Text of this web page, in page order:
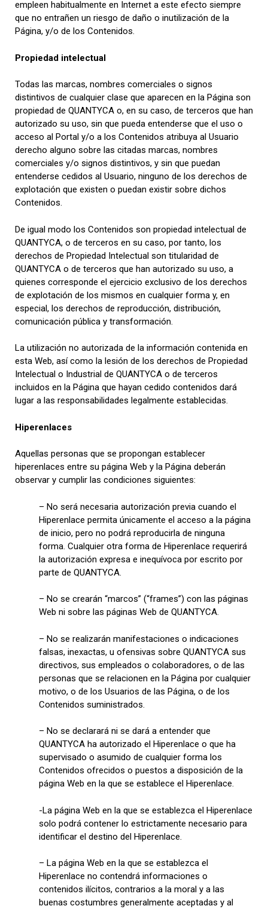
empleen habitualmente en Internet a este efecto siempre
que no entrañen un riesgo de daño o inutilización de la
Página, y/o de los Contenidos.
Propiedad intelectual
Todas las marcas, nombres comerciales o signos
distintivos de cualquier clase que aparecen en la Página son
propiedad de QUANTYCA o, en su caso, de terceros que han
autorizado su uso, sin que pueda entenderse que el uso o
acceso al Portal y/o a los Contenidos atribuya al Usuario
derecho alguno sobre las citadas marcas, nombres
comerciales y/o signos distintivos, y sin que puedan
entenderse cedidos al Usuario, ninguno de los derechos de
explotación que existen o puedan existir sobre dichos
Contenidos.
De igual modo los Contenidos son propiedad intelectual de
QUANTYCA, o de terceros en su caso, por tanto, los
derechos de Propiedad Intelectual son titularidad de
QUANTYCA o de terceros que han autorizado su uso, a
quienes corresponde el ejercicio exclusivo de los derechos
de explotación de los mismos en cualquier forma y, en
especial, los derechos de reproducción, distribución,
comunicación pública y transformación.
La utilización no autorizada de la información contenida en
esta Web, así como la lesión de los derechos de Propiedad
Intelectual o Industrial de QUANTYCA o de terceros
incluidos en la Página que hayan cedido contenidos dará
lugar a las responsabilidades legalmente establecidas.
Hiperenlaces
Aquellas personas que se propongan establecer
hiperenlaces entre su página Web y la Página deberán
observar y cumplir las condiciones siguientes:
– No será necesaria autorización previa cuando el
Hiperenlace permita únicamente el acceso a la página
de inicio, pero no podrá reproducirla de ninguna
forma. Cualquier otra forma de Hiperenlace requerirá
la autorización expresa e inequívoca por escrito por
parte de QUANTYCA.
– No se crearán “marcos” (“frames”) con las páginas
Web ni sobre las páginas Web de QUANTYCA.
– No se realizarán manifestaciones o indicaciones
falsas, inexactas, u ofensivas sobre QUANTYCA sus
directivos, sus empleados o colaboradores, o de las
personas que se relacionen en la Página por cualquier
motivo, o de los Usuarios de las Página, o de los
Contenidos suministrados.
– No se declarará ni se dará a entender que
QUANTYCA ha autorizado el Hiperenlace o que ha
supervisado o asumido de cualquier forma los
Contenidos ofrecidos o puestos a disposición de la
página Web en la que se establece el Hiperenlace.
-La página Web en la que se establezca el Hiperenlace
solo podrá contener lo estrictamente necesario para
identificar el destino del Hiperenlace.
– La página Web en la que se establezca el
Hiperenlace no contendrá informaciones o
contenidos ilícitos, contrarios a la moral y a las
buenas costumbres generalmente aceptadas y al